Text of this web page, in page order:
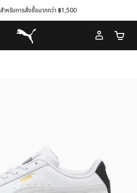
สำหรับการสั่งซื้อมากกว่า ฿1,500
Puma โฮม
จำนว